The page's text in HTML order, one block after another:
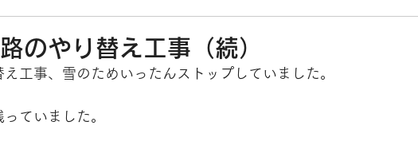
のやり替え工事（続）
工事、雪のためいったんストップしていました。
ていました。